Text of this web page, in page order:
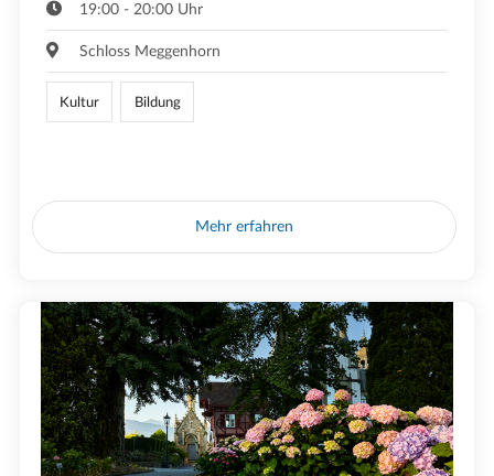
19:00 - 20:00 Uhr
Schloss Meggenhorn
Kultur Bildung
Mehr erfahren